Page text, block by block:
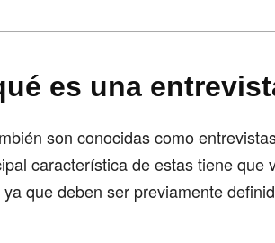
es una
son conocidas como
característica de estas tiene que
que deben ser previamente